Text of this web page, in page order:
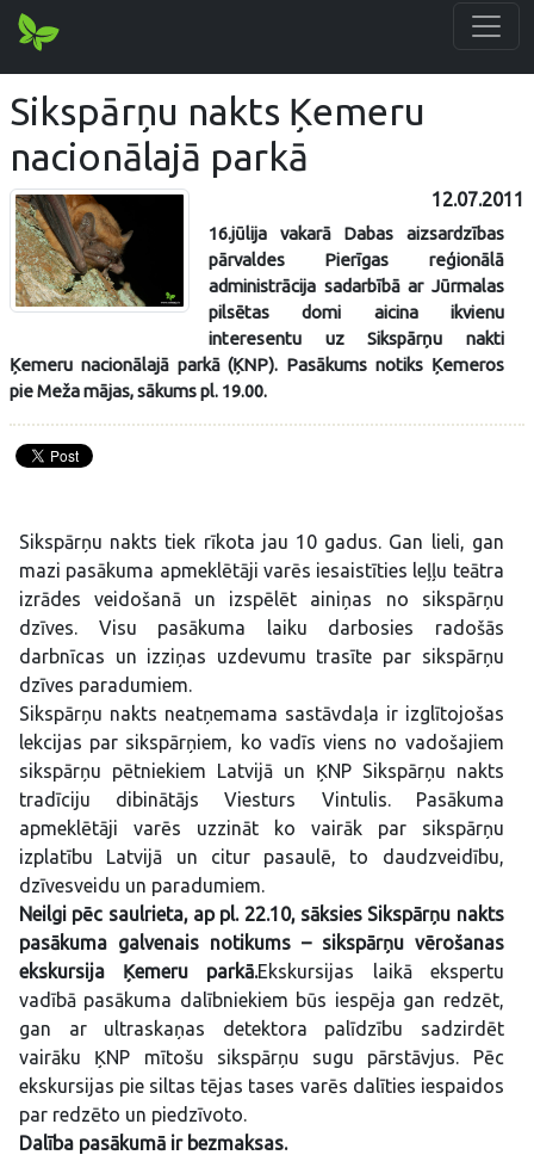
Sikspārņu nakts Ķemeru
nacionālajā parkā
12.07.2011
16.jūlija vakarā Dabas aizsardzības
pārvaldes Pierīgas reģionālā
administrācija sadarbībā ar Jūrmalas
pilsētas domi aicina ikvienu
interesentu uz Sikspārņu nakti
Ķemeru nacionālajā parkā (ĶNP). Pasākums notiks Ķemeros
pie Meža mājas, sākums pl. 19.00.
Sikspārņu nakts tiek rīkota jau 10 gadus. Gan lieli, gan
mazi pasākuma apmeklētāji varēs iesaistīties leļļu teātra
izrādes veidošanā un izspēlēt ainiņas no sikspārņu
dzīves. Visu pasākuma laiku darbosies radošās
darbnīcas un izziņas uzdevumu trasīte par sikspārņu
dzīves paradumiem.
Sikspārņu nakts neatņemama sastāvdaļa ir izglītojošas
lekcijas par sikspārņiem, ko vadīs viens no vadošajiem
sikspārņu pētniekiem Latvijā un ĶNP Sikspārņu nakts
tradīciju dibinātājs Viesturs Vintulis. Pasākuma
apmeklētāji varēs uzzināt ko vairāk par sikspārņu
izplatību Latvijā un citur pasaulē, to daudzveidību,
dzīvesveidu un paradumiem.
Neilgi pēc saulrieta, ap pl. 22.10, sāksies Sikspārņu nakts
pasākuma galvenais notikums – sikspārņu vērošanas
ekskursija Ķemeru parkā.Ekskursijas laikā ekspertu
vadībā pasākuma dalībniekiem būs iespēja gan redzēt,
gan ar ultraskaņas detektora palīdzību sadzirdēt
vairāku ĶNP mītošu sikspārņu sugu pārstāvjus. Pēc
ekskursijas pie siltas tējas tases varēs dalīties iespaidos
par redzēto un piedzīvoto.
Dalība pasākumā ir bezmaksas.